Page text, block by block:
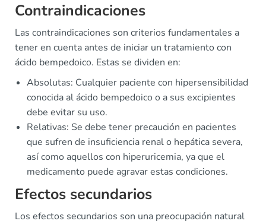
Contraindicaciones
Las contraindicaciones son criterios fundamentales a
tener en cuenta antes de iniciar un tratamiento con
ácido bempedoico. Estas se dividen en:
Absolutas: Cualquier paciente con hipersensibilidad
conocida al ácido bempedoico o a sus excipientes
debe evitar su uso.
Relativas: Se debe tener precaución en pacientes
que sufren de insuficiencia renal o hepática severa,
así como aquellos con hiperuricemia, ya que el
medicamento puede agravar estas condiciones.
Efectos secundarios
Los efectos secundarios son una preocupación natural